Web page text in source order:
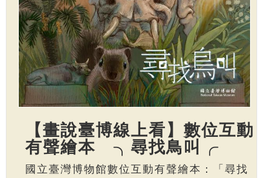
【畫說臺博線上看】數位互動
有聲繪本 ╮尋找鳥叫╭
國立臺灣博物館數位互動有聲繪本：「尋找